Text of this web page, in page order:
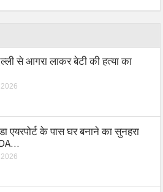
से आगरा लाकर बेटी की हत्या का
एयरपोर्ट के पास घर बनाने का सुनहरा